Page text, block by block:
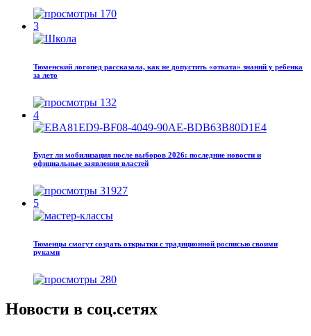
170
3
Тюменский логопед рассказала, как не допустить «отката» знаний у ребенка
за лето
132
4
Будет ли мобилизация после выборов 2026: последние новости и
официальные заявления властей
31927
5
Тюменцы смогут создать открытки с традиционной росписью своими
руками
280
Новости в соц.сетях